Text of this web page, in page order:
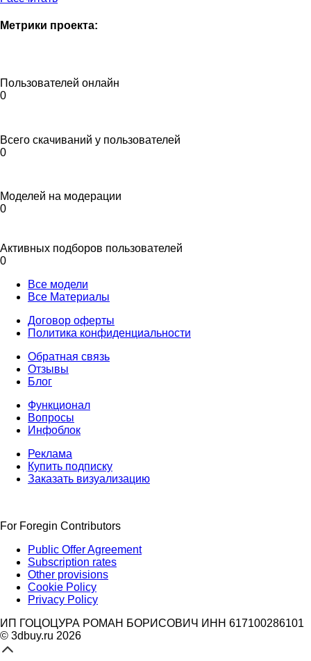
Метрики проекта:
Пользователей онлайн
0
Всего скачиваний у пользователей
0
Моделей на модерации
0
Активных подборов пользователей
0
Все модели
Все Материалы
Договор оферты
Политика конфиденциальности
Обратная связь
Отзывы
Блог
Функционал
Вопросы
Инфоблок
Реклама
Купить подписку
Заказать визуализацию
For Foregin Contributors
Public Offer Agreement
Subscription rates
Other provisions
Cookie Policy
Privacy Policy
ИП ГОЦОЦУРА РОМАН БОРИСОВИЧ ИНН 617100286101
© 3dbuy.ru 2026